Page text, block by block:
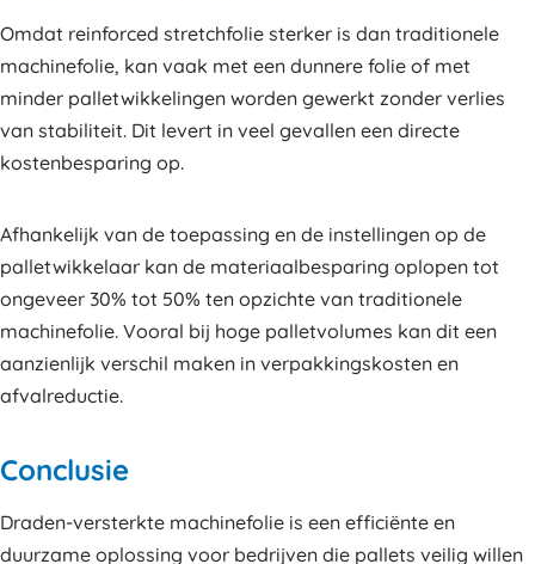
Omdat reinforced stretchfolie sterker is dan traditionele
machinefolie, kan vaak met een dunnere folie of met
minder palletwikkelingen worden gewerkt zonder verlies
van stabiliteit. Dit levert in veel gevallen een directe
kostenbesparing op.
Afhankelijk van de toepassing en de instellingen op de
palletwikkelaar kan de materiaalbesparing oplopen tot
ongeveer 30% tot 50% ten opzichte van traditionele
machinefolie. Vooral bij hoge palletvolumes kan dit een
aanzienlijk verschil maken in verpakkingskosten en
afvalreductie.
Conclusie
Draden-versterkte machinefolie is een efficiënte en
duurzame oplossing voor bedrijven die pallets veilig willen